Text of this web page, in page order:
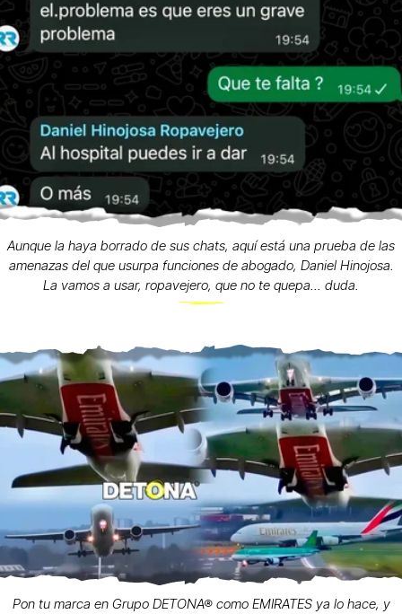
Aunque la haya borrado de sus chats, aquí está una prueba de las
amenazas del que usurpa funciones de abogado, Daniel Hinojosa.
La vamos a usar, ropavejero, que no te quepa... duda.
Pon tu marca en Grupo DETONA® como EMIRATES ya lo hace, y